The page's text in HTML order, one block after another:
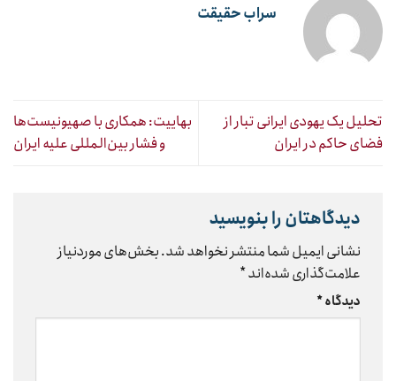
سراب حقیقت
تحلیل یک یهودی ایرانی تبار از
فضای حاکم در ایران
بهاییت: همکاری با صهیونیست‌ها
و فشار بین‌المللی علیه ایران
دیدگاهتان را بنویسید
نشانی ایمیل شما منتشر نخواهد شد.بخش‌های موردنیاز
علامت‌گذاری شده‌اند*
دیدگاه*